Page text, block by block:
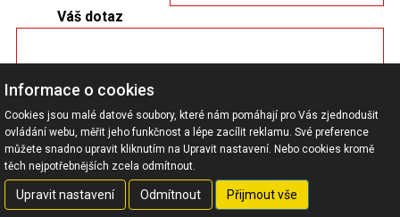
Váš dotaz
Copyright JVPO spol. s r.o. 2016-2026 |Cookies
www.jvpo.cz
Informace o cookies
Cookies jsou malé datové soubory, které nám pomáhají pro Vás zjednodušit
ovládání webu, měřit jeho funkčnost a lépe zacílit reklamu. Své preference
můžete snadno upravit kliknutím na Upravit nastavení. Nebo cookies kromě
těch nejpotřebnějších zcela odmítnout.
Upravit nastavení Odmítnout Přijmout vše